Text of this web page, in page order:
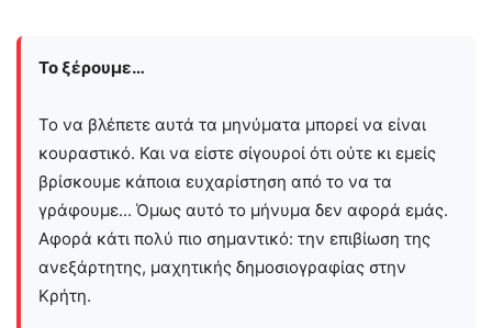
Το ξέρουμε…
Το να βλέπετε αυτά τα μηνύματα μπορεί να είναι
κουραστικό. Και να είστε σίγουροί ότι ούτε κι εμείς
βρίσκουμε κάποια ευχαρίστηση από το να τα
γράφουμε... Όμως αυτό το μήνυμα δεν αφορά εμάς.
Αφορά κάτι πολύ πιο σημαντικό: την επιβίωση της
ανεξάρτητης, μαχητικής δημοσιογραφίας στην
Kρήτη.